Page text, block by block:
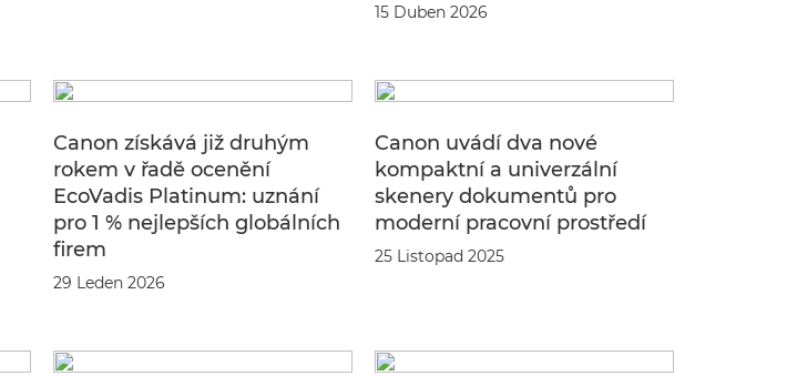
15 Duben 2026
Canon získává již druhým
rokem v řadě ocenění
EcoVadis Platinum: uznání
pro 1 % nejlepších globálních
firem
29 Leden 2026
Canon uvádí dva nové
kompaktní a univerzální
skenery dokumentů pro
moderní pracovní prostředí
25 Listopad 2025